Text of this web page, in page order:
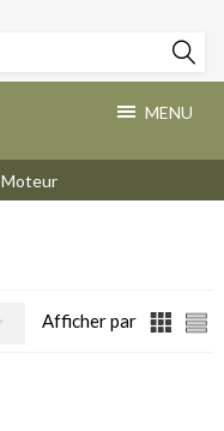
MENU
Moteur
Afficher par